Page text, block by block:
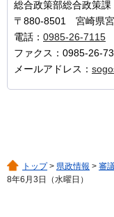
総合政策部総合政策
〒880-8501 宮崎県
電話： 0985-26-7115
ファクス：0985-26-
メールアドレス：
トップ> 県政情報 > 審
8年6月3日（水曜日）